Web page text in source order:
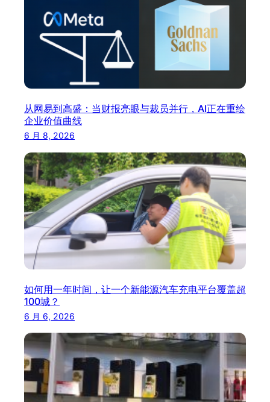
从网易到高盛：当财报亮眼与裁员并行，AI正在重绘
企业价值曲线
6 月 8, 2026
如何用一年时间，让一个新能源汽车充电平台覆盖超
100城？
6 月 6, 2026